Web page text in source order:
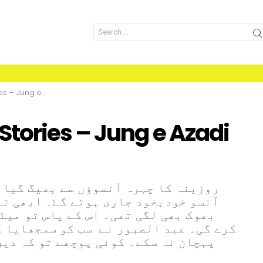
Search
for:
e Azadi Epi 3
– Jung e Azadi
روزینہ کا چہرہ آنسوؤں سے بھیگ
آنسو خودبخود جاری ہوتے گۓ۔ ابھی
بھوک بھی لگی تھی۔ اس کے پاس تو
کرے گی۔ عبد الصبور نے سب کو
پہچان نہ سکے۔ کوئی پوچھے تو کہ